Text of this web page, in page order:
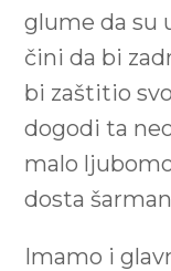
glume da su
čini da bi
bi zaštitio
dogodi ta
malo
dosta
Imamo i